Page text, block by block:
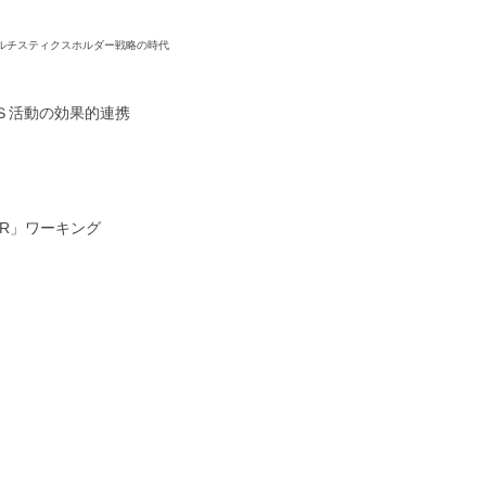
チスティクスホルダー戦略の時代
活動の効果的連携
」ワーキング